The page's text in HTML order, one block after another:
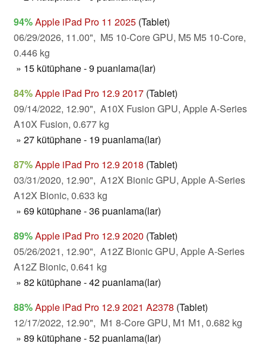
94%Apple iPad Pro 11 2025 (Tablet)
06/29/2026, 11.00", M5 10-Core GPU, M5 M5 10-Core,
0.446 kg
» 15 kütüphane - 9 puanlama(lar)
84%Apple iPad Pro 12.9 2017 (Tablet)
09/14/2022, 12.90", A10X Fusion GPU, Apple A-Series
A10X Fusion, 0.677 kg
» 27 kütüphane - 19 puanlama(lar)
87%Apple iPad Pro 12.9 2018 (Tablet)
03/31/2020, 12.90", A12X Bionic GPU, Apple A-Series
A12X Bionic, 0.633 kg
» 69 kütüphane - 36 puanlama(lar)
89%Apple iPad Pro 12.9 2020 (Tablet)
05/26/2021, 12.90", A12Z Bionic GPU, Apple A-Series
A12Z Bionic, 0.641 kg
» 82 kütüphane - 42 puanlama(lar)
88%Apple iPad Pro 12.9 2021 A2378 (Tablet)
12/17/2022, 12.90", M1 8-Core GPU, M1 M1, 0.682 kg
» 89 kütüphane - 52 puanlama(lar)